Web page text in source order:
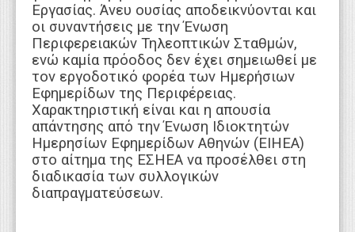
Εργασίας. Άνευ ουσίας αποδεικνύονται και
οι συναντήσεις με την Ένωση
Περιφερειακών Τηλεοπτικών Σταθμών,
ενώ καμία πρόοδος δεν έχει σημειωθεί με
τον εργοδοτικό φορέα των Ημερήσιων
Εφημερίδων της Περιφέρειας.
Χαρακτηριστική είναι και η απουσία
απάντησης από την Ένωση Ιδιοκτητών
Ημερησίων Εφημερίδων Αθηνών (ΕΙΗΕΑ)
στο αίτημα της ΕΣΗΕΑ να προσέλθει στη
διαδικασία των συλλογικών
διαπραγματεύσεων.